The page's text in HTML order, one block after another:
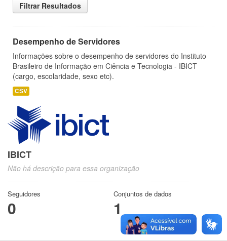
Filtrar Resultados
Desempenho de Servidores
Informações sobre o desempenho de servidores do Instituto
Brasileiro de Informação em Ciência e Tecnologia - IBICT
(cargo, escolaridade, sexo etc).
CSV
IBICT
Não há descrição para essa organização
Seguidores
0
Conjuntos de dados
1